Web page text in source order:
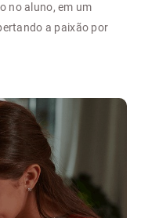
no aluno, em um
a paixão por